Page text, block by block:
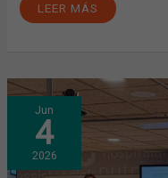
LEER MÁS
Jun
4
2026
EL
TRATAMIENTO
DEL
PACIENTE
CARDIOMETABÓLICO
CON
ARGLP-